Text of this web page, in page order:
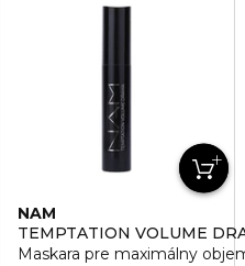
MASCARA
rozmazaniu
NAM
TEMPTATION VOLUME
Maskara pre maximálny